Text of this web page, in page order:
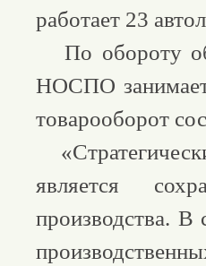
работает 23
По обороту
НОСПО
товарооборот
является
производства. В